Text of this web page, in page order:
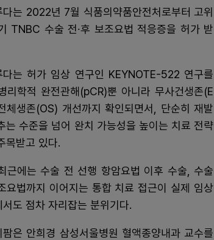
다는 2022년 7월 식품의약품안전처로부터 고위
TNBC 수술 전∙후 보조요법 적응증을 허가 받
다는 허가 임상 연구인 KEYNOTE-522 연구를
리학적 완전관해(pCR)뿐 아니라 무사건생존(E
체생존(OS) 개선까지 확인되면서, 단순히 재발
는 수준을 넘어 완치 가능성을 높이는 치료 전략
목받고 있다.
근에는 수술 전 선행 항암요법 이후 수술, 수술
요법까지 이어지는 통합 치료 접근이 실제 임상
서도 점차 자리잡는 분위기다.
팜은 안희경 삼성서울병원 혈액종양내과 교수를